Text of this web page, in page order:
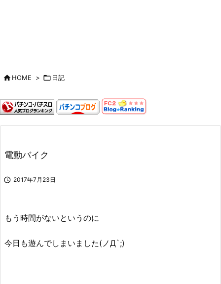
HOME >  日記
電動バイク
 2017年7月23日
もう時間がないというのに
今日も遊んでしまいました(ノД`;)